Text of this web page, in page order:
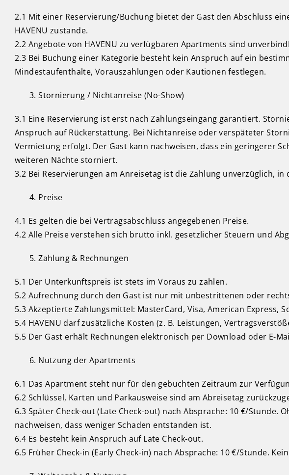
2.1 Mit einer Reservierung/Buchung bietet der Gast den Abschluss
HAVENU zustande.
2.2 Angebote von HAVENU zu verfügbaren Apartments sind
2.3 Bei Buchung einer Kategorie besteht kein Anspruch auf ein
Mindestaufenthalte, Vorauszahlungen oder Kautionen festlegen.
Stornierung / Nichtanreise (No-Show)
3.1 Eine Reservierung ist erst nach Zahlungseingang garantiert.
Anspruch auf Rückerstattung. Bei Nichtanreise oder verspäteter
Vermietung erfolgt. Der Gast kann nachweisen, dass ein geringerer
weiteren Nächte storniert.
3.2 Bei Reservierungen am Anreisetag ist die Zahlung unverzüglich,
Preise
4.1 Es gelten die bei Vertragsabschluss angegebenen Preise.
4.2 Alle Preise verstehen sich brutto inkl. gesetzlicher Steuern und
Zahlung & Rechnungen
5.1 Der Unterkunftspreis ist stets im Voraus zu zahlen.
5.2 Aufrechnung durch den Gast ist nur mit unbestrittenen oder
5.3 Akzeptierte Zahlungsmittel: MasterCard, Visa, American Express,
5.4 HAVENU darf zusätzliche Kosten (z. B. Leistungen,
5.5 Der Gast erhält Rechnungen elektronisch per Download oder E-
Nutzung der Apartments
6.1 Das Apartment steht nur für den gebuchten Zeitraum zur
6.2 Schlüssel, Karten und Parkausweise sind am Abreisetag
6.3 Später Check-out (Late Check-out) nach Absprache: 10 €/Stunde.
nachweisen, dass weniger Schaden entstanden ist.
6.4 Es besteht kein Anspruch auf Late Check-out.
6.5 Früher Check-in (Early Check-in) nach Absprache: 10 €/Stunde.